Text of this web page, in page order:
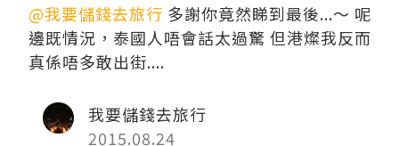
@我要儲錢去旅行 多謝你竟然睇到最後...～ 呢
邊既情況，泰國人唔會話太過驚 但港燦我反而
真係唔多敢出街....
我要儲錢去旅行
2015.08.24